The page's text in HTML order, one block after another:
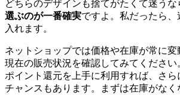
どちらのデザインも捨てがたくて迷うな
選ぶのが一番確実ですよ。私だったら
入れます。
ネットショップでは価格や在庫が常に
現在の販売状況を確認してみてくださ
ポイント還元を上手に利用すれば、さら
チャンスもあります。まずは在庫がなく